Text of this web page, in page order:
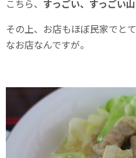
こちら、 すっごい、すっごい
その上、お店もほぼ民家でと
なお店なんですが。